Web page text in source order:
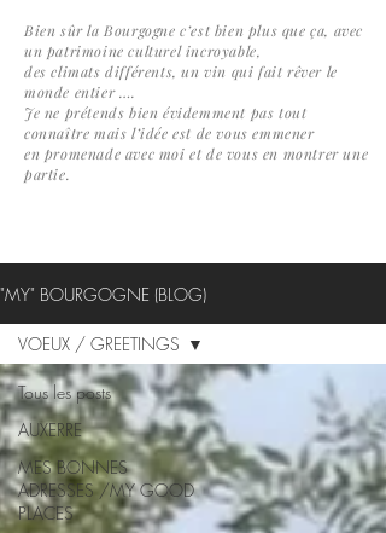
Bien sûr la Bourgogne c’est bien plus que ça, avec
un patrimoine culturel incroyable,
des climats différents, un vin qui fait rêver le
monde entier ….
Je ne prétends bien évidemment pas tout
connaître mais l’idée est de vous emmener
en promenade avec moi et de vous en montrer une
partie.
"MY" BOURGOGNE (BLOG)
Tous les posts
AUXERRE
MES BONNES
ADRESSES /MY GOOD
PLACES
VOEUX / GREETINGS